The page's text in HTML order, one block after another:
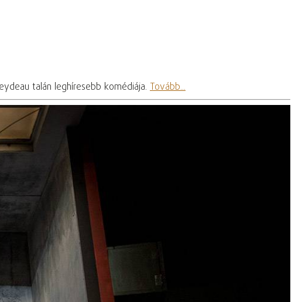
talán leghíresebb komédiája. Tovább...